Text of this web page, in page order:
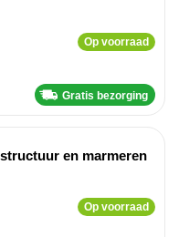
Op voorraad
Gratis bezorging
en marmeren
Op voorraad